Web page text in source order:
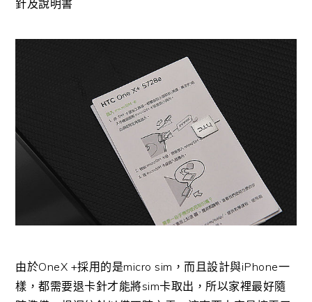
針及說明書
由於OneX +採用的是micro sim，而且設計與iPhone一
樣，都需要退卡針才能將sim卡取出，所以家裡最好隨